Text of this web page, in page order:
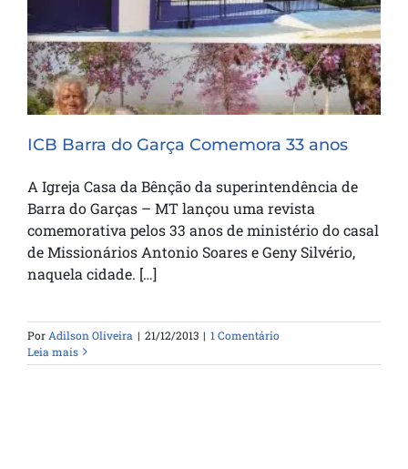
ICB Barra do Garça Comemora 33 anos
ICB Barra do Garça Comemora 33 anos
A Igreja Casa da Bênção da superintendência de
Barra do Garças – MT lançou uma revista
comemorativa pelos 33 anos de ministério do casal
de Missionários Antonio Soares e Geny Silvério,
naquela cidade. […]
Por Adilson Oliveira | 21/12/2013 | 1 Comentário
Leia mais